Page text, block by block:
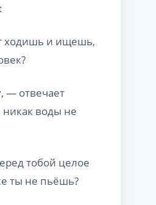
ходишь и ищешь,
— отвечает
воды не
тобой целое
ты не пьёшь?